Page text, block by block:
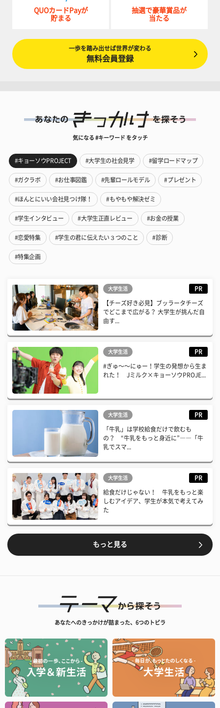
QUOカードPayが
貯まる
抽選で豪華賞品が
当たる
一歩を踏み出せば世界が変わる
無料会員登録
気になる #キーワード をタッチ
#キョーソウPROJECT #大学生の社会見学 #留学ロードマップ
#ガクラボ #お仕事図鑑 #先輩ロールモデル #プレゼント
#ほんとにいい会社見つけ隊！ #もやもや解決ゼミ
#学生インタビュー #大学生正直レビュー #お金の授業
#恋愛特集 #学生の君に伝えたい３つのこと #診断
#特集企画
大学生活 PR
【チーズ好き必見】ブッラータチーズ
でどこまで広がる？ 大学生が挑んだ自
由す...
大学生活 PR
#ぎゅ〜〜にゅー！学生の発想から生ま
れた！ Jミルク×キョーソウPROJE...
大学生活 PR
「牛乳」は学校給食だけで飲むも
の？ “牛乳をもっと身近に”――「牛
乳でスマ...
大学生活 PR
給食だけじゃない！ 牛乳をもっと楽
しむアイデア、学生が本気で考えてみ
た
もっと見る
あなたへのきっかけが詰まった、6つのトビラ